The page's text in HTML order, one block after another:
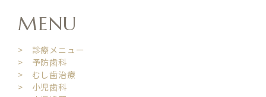
MENU
> 診療メニュー
> 予防歯科
> むし歯治療
> 小児歯科